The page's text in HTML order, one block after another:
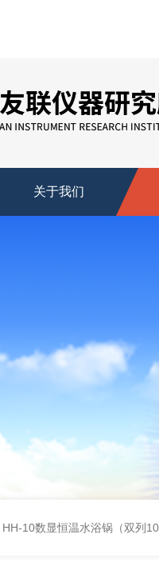
关于我们
HH-10数显恒温水浴锅（双列